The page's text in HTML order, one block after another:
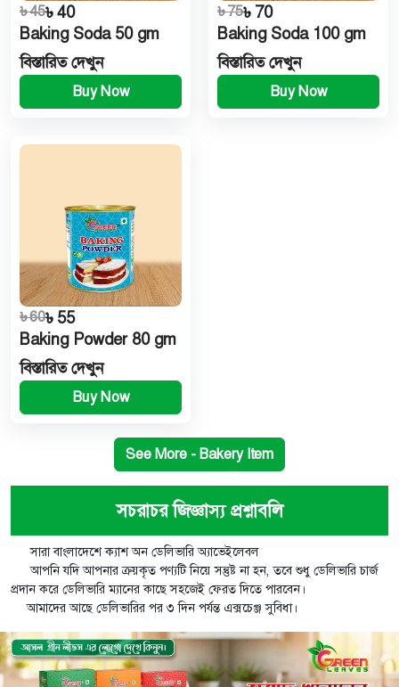
৳ 45৳ 40
Baking Soda 50 gm
বিস্তারিত দেখুন
Buy Now
৳ 75৳ 70
Baking Soda 100 gm
বিস্তারিত দেখুন
Buy Now
৳ 60৳ 55
Baking Powder 80 gm
বিস্তারিত দেখুন
Buy Now
See More - Bakery Item
সচরাচর জিজ্ঞাস্য প্রশ্নাবলি
সারা বাংলাদেশে ক্যাশ অন ডেলিভারি অ্যাভেইলেবল
আপনি যদি আপনার ক্রয়কৃত পণ্যটি নিয়ে সন্তুষ্ট না হন, তবে শুধু ডেলিভারি চার্জ
প্রদান করে ডেলিভারি ম্যানের কাছে সহজেই ফেরত দিতে পারবেন।
আমাদের আছে ডেলিভারির পর ৩ দিন পর্যন্ত এক্সচেঞ্জ সুবিধা।